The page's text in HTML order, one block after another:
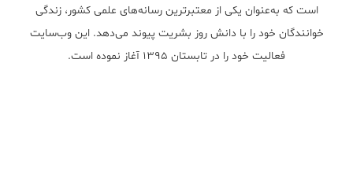
است که به‌عنوان یکی از معتبر‌ترین رسانه‌های علمی کشور، زندگی
خوانندگان خود را با دانش روز بشریت پیوند می‌دهد. این وب‌سایت
فعالیت خود را در تابستان ۱۳۹۵ آغاز نموده است.